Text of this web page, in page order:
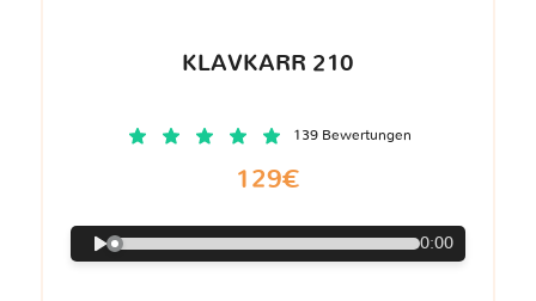
KLAVKARR 210
139 Bewertungen
129€
0:00